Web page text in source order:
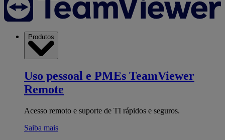
Produtos
Uso pessoal e PMEs TeamViewer
Remote
Acesso remoto e suporte de TI rápidos e seguros.
Saiba mais